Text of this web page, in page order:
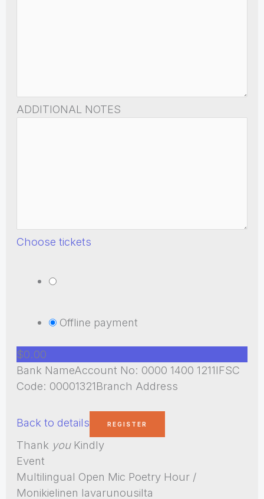
ADDITIONAL NOTES
Choose tickets
Offline payment
$0.00
Bank NameAccount No: 0000 1400 1211IFSC
Code: 00001321Branch Address
Back to details
Thank youKindly
Event
Multilingual Open Mic Poetry Hour /
Monikielinen lavarunousilta